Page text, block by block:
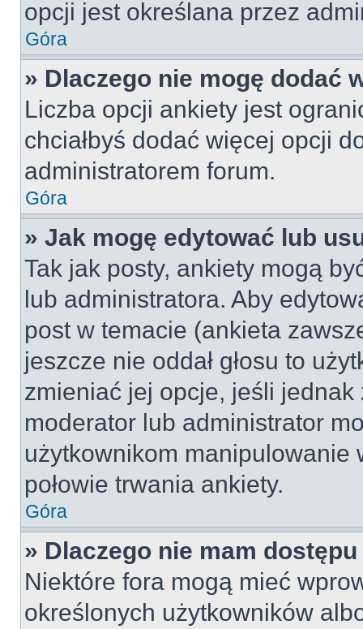
opcji jest określana przez
Góra
» Dlaczego nie mogę dodać
Liczba opcji ankiety jest
chciałbyś dodać więcej opcji
administratorem forum.
Góra
» Jak mogę edytować lub
Tak jak posty, ankiety mogą
lub administratora. Aby
post w temacie (ankieta
jeszcze nie oddał głosu to
zmieniać jej opcje, jeśli jednak
moderator lub administrator
użytkownikom manipulowanie
połowie trwania ankiety.
Góra
» Dlaczego nie mam
Niektóre fora mogą mieć
określonych użytkowników